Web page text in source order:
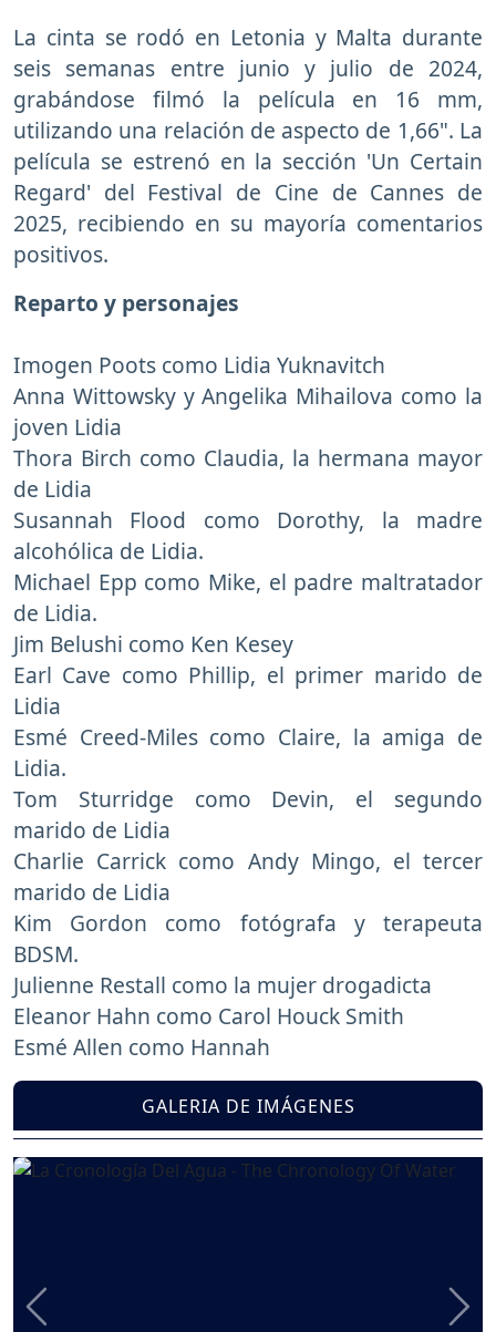
La cinta se rodó en Letonia y Malta durante
seis semanas entre junio y julio de 2024,
grabándose filmó la película en 16 mm,
utilizando una relación de aspecto de 1,66". La
película se estrenó en la sección 'Un Certain
Regard' del Festival de Cine de Cannes de
2025, recibiendo en su mayoría comentarios
positivos.
Reparto y personajes
Imogen Poots como Lidia Yuknavitch
Anna Wittowsky y Angelika Mihailova como la
joven Lidia
Thora Birch como Claudia, la hermana mayor
de Lidia
Susannah Flood como Dorothy, la madre
alcohólica de Lidia.
Michael Epp como Mike, el padre maltratador
de Lidia.
Jim Belushi como Ken Kesey
Earl Cave como Phillip, el primer marido de
Lidia
Esmé Creed-Miles como Claire, la amiga de
Lidia.
Tom Sturridge como Devin, el segundo
marido de Lidia
Charlie Carrick como Andy Mingo, el tercer
marido de Lidia
Kim Gordon como fotógrafa y terapeuta
BDSM.
Julienne Restall como la mujer drogadicta
Eleanor Hahn como Carol Houck Smith
Esmé Allen como Hannah
GALERIA DE IMÁGENES
Previous Next